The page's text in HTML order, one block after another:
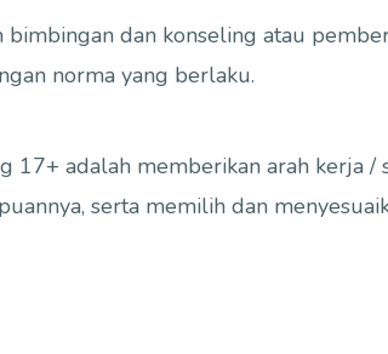
dan konseling atau
norma yang berlaku.
adalah memberikan arah kerja
serta memilih dan